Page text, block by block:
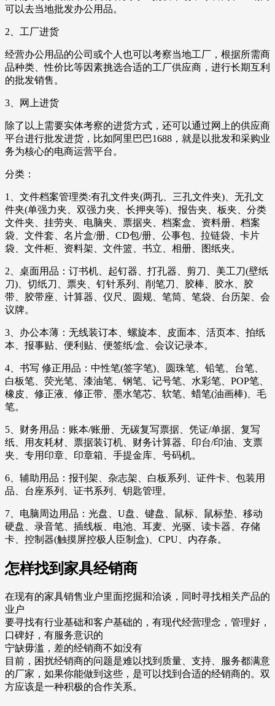
可以去当地批发办公用品。
2、工厂进货
经营办公用品的公司或个人也可以考察当地工厂，根据所需商
品种类、性价比等因素挑选合适的工厂供应商，进行长期互利
的批发销售。
3、网上进货
除了以上需要实体考察的进货方式，还可以通过网上的供应商
平台进行批发进货，比如阿里巴巴1688，就是以批发和采购业
务为核心的电商运营平台。
分类：
1、文件档案管理类:有孔文件夹(两孔、三孔文件夹)、无孔文
件夹(单强力夹、双强力夹、长押夹等)、报告夹、板夹、分类
文件夹、挂劳夹、电脑夹、票据夹、档案盒、资料册、档案
袋、文件套、名片盒/册、CD包/册、公事包、拉链袋、卡片
袋、文件柜、资料架、文件篮、书立、相册、图纸夹。
2、桌面用品：订书机、起钉器、打孔器、剪刀、美工刀(壁纸
刀)、切纸刀、票夹、钉针系列、削笔刀、胶棒、胶水、胶
带、胶带座、计算器、仪尺、圆规、笔筒、笔袋、台历架、会
议牌。
3、办公本薄：无线装订本、螺旋本、皮面本、活页本、拍纸
本、报事贴、便利贴、便签纸/盒、会议记录本。
4、书写 修正用品：中性笔(签字笔)、圆珠笔、铅笔、台笔、
白板笔、荧光笔、漆油笔、钢笔、记号笔、水彩笔、POP笔、
橡皮、修正液、修正带、墨水笔芯、软笔、蜡笔(油画棒)、毛
笔。
5、财务用品：账本/账册、无碳复写票据、凭证/单据、复写
纸、用友耗材、票据装订机、财务计算器、印台/印油、支票
夹、专用印章、印章箱、手提金库、号码机。
6、辅助用品：报刊架、杂志架、白板系列、证件卡、包装用
品、台座系列、证书系列、钥匙管理。
7、电脑周边用品：光盘、U盘、键盘、鼠标、鼠标垫、移动
硬盘、录音笔、插线板、电池、耳麦、光驱、读卡器、存储
卡、控制器(触摸屏控极人臣制盒)、CPU、内存条。
怎样找到家具经销商
在现有的家具销售业户里面挖掘和洽谈，同时寻找相关产品的
业户
要寻找有行业基础和客户基础的，有现代经营理念，管理好，
口碑好，有服务意识的
宁缺毋滥，差的经销商不如没有
目前，困扰经销商的问题是难以找到质量、支持、服务都满意
的厂家，如果你能做到这些，是可以找到合适的经销商的。双
方应该是一种积极的合作关系。